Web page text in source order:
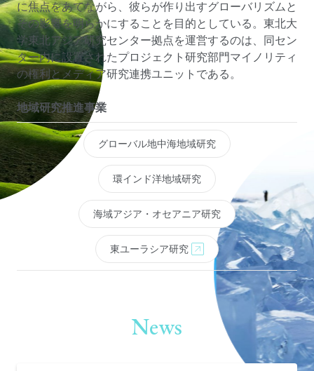
に焦点をあてながら、彼らが作り出すグローバリズムと
その影響を明らかにすることを目的としている。東北大
学東北アジア研究センター拠点を運営するのは、同セン
ター内に設置されたプロジェクト研究部門マイノリティ
の権利とメディア研究連携ユニットである。
地域研究推進事業
グローバル地中海地域研究
環インド洋地域研究
海域アジア・オセアニア研究
東ユーラシア研究
News